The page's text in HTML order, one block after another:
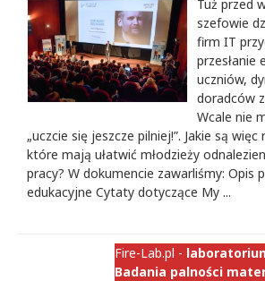
Tuż przed
szefowie
firm IT
przesłanie
uczniów,
doradców
Wcale nie
„uczcie się jeszcze pilniej!”. Jakie są
które mają ułatwić młodzieży
pracy? W dokumencie zawarliśmy: Opis
edukacyjne Cytaty dotyczące My ...
Fire-Lab.pl -
Badania palności